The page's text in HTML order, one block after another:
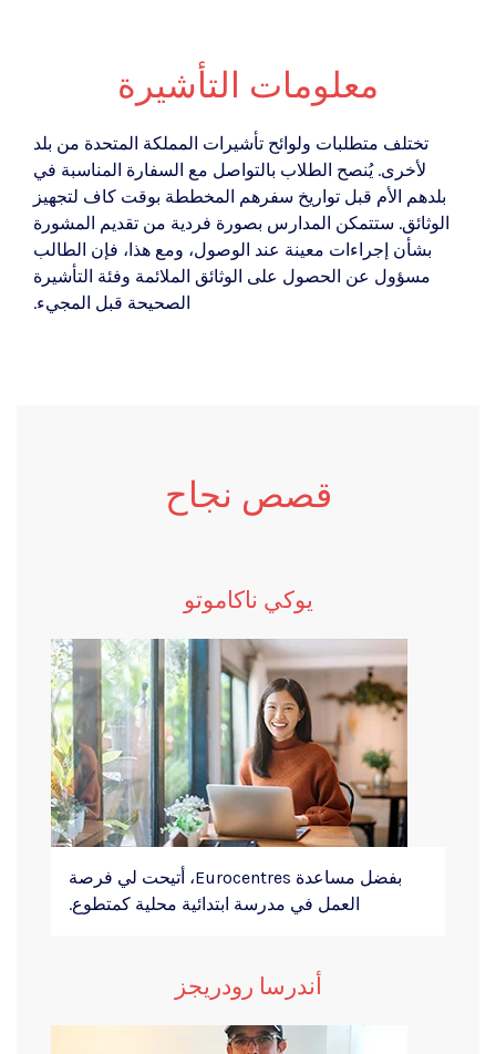
معلومات التأشيرة
تختلف متطلبات ولوائح تأشيرات المملكة المتحدة من بلد
لأخرى. يُنصح الطلاب بالتواصل مع السفارة المناسبة في
بلدهم الأم قبل تواريخ سفرهم المخططة بوقت كاف لتجهيز
الوثائق. ستتمكن المدارس بصورة فردية من تقديم المشورة
بشأن إجراءات معينة عند الوصول، ومع هذا، فإن الطالب
مسؤول عن الحصول على الوثائق الملائمة وفئة التأشيرة
الصحيحة قبل المجيء.
قصص نجاح
يوكي ناكاموتو
بفضل مساعدة Eurocentres، أتيحت لي فرصة
العمل في مدرسة ابتدائية محلية كمتطوع.
أندرسا رودريجز